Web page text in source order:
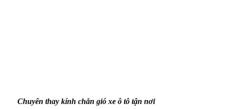
Chuyên thay kính chắn gió xe ô tô tận nơi